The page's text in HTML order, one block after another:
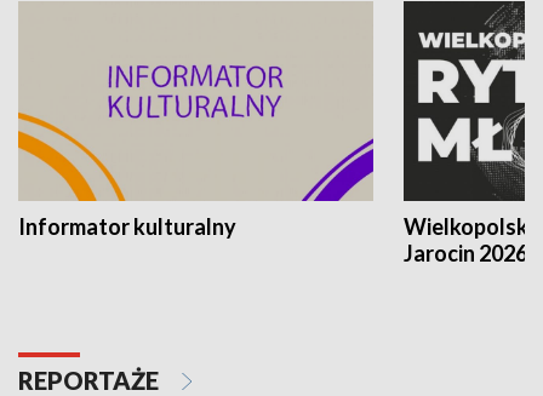
Informator kulturalny
Jarocin 2026
REPORTAŻE